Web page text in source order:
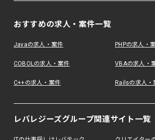
おすすめの求人・案件一覧
Javaの求人・案件 PHPの求人・
COBOLの求人・案件 VBAの求人・
C++の求人・案件 Railsの求人・
レバレジーズグループ関連サイト一覧